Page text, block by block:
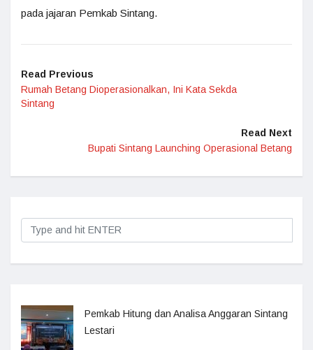
pada jajaran Pemkab Sintang.
Read Previous
Rumah Betang Dioperasionalkan, Ini Kata Sekda
Sintang
Read Next
Bupati Sintang Launching Operasional Betang
Pemkab Hitung dan Analisa Anggaran Sintang
Lestari